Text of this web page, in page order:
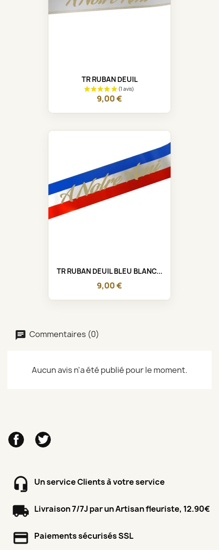
TR RUBAN DEUIL
9,00 €
TR RUBAN DEUIL BLEU BLANC...
9,00 €
Commentaires (0)
Aucun avis n'a été publié pour le moment.
FacebookTwitter
Un service Clients à votre service
Livraison 7/7J par un Artisan fleuriste, 12.90€
Paiements sécurisés SSL